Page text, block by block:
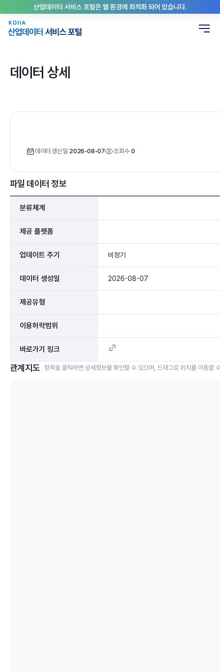
산업데이터 서비스 포털은 웹 환경에 최적화 되어 있습니다.
데이터 상세
데이터 갱신일 2026-08-07 조회수 0
파일 데이터 정보
분류체계
제공 플랫폼
업데이트 주기 비정기
데이터 생성일 2026-08-07
제공유형
이용허락범위
바로가기 링크
관계지도 항목을 클릭하면 상세정보를 확인할 수 있으며, 드래그로 위치를 이동할